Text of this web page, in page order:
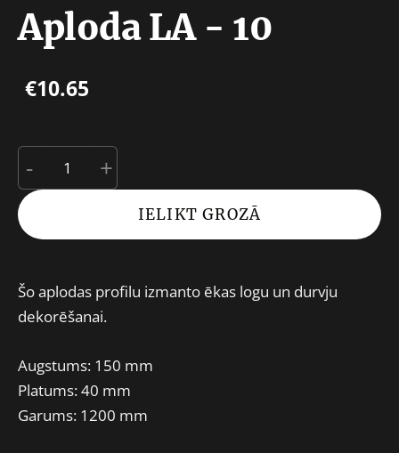
Aploda LA - 10
€10.65
- +
IELIKT GROZĀ
Šo aplodas profilu izmanto ēkas logu un durvju
dekorēšanai.
Augstums: 150 mm
Platums: 40 mm
Garums: 1200 mm